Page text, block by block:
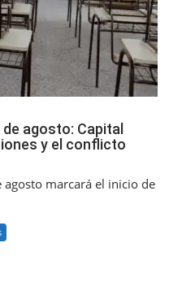
agosto: Capital
y el conflicto
marcará el inicio de